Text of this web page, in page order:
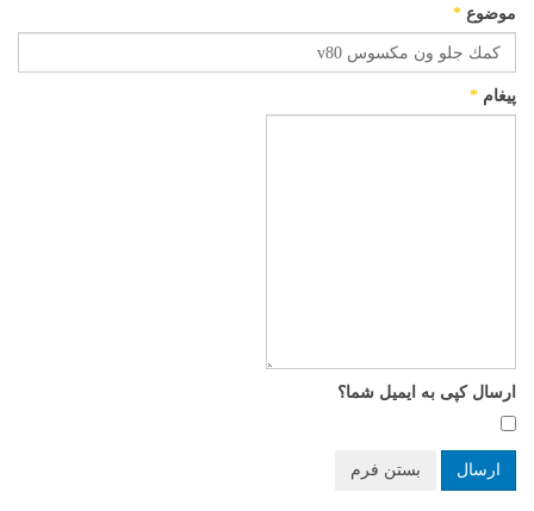
موضوع *
پیغام *
ارسال کپی به ایمیل شما؟
ارسال بستن فرم